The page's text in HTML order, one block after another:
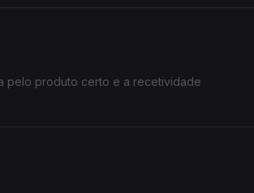
pelo produto certo e a recetividade